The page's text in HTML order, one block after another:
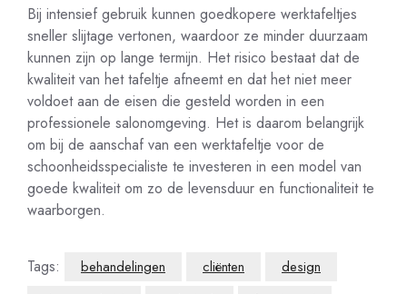
Bij intensief gebruik kunnen goedkopere werktafeltjes
sneller slijtage vertonen, waardoor ze minder duurzaam
kunnen zijn op lange termijn. Het risico bestaat dat de
kwaliteit van het tafeltje afneemt en dat het niet meer
voldoet aan de eisen die gesteld worden in een
professionele salonomgeving. Het is daarom belangrijk
om bij de aanschaf van een werktafeltje voor de
schoonheidsspecialiste te investeren in een model van
goede kwaliteit om zo de levensduur en functionaliteit te
waarborgen.
Tags: behandelingen cliënten
design